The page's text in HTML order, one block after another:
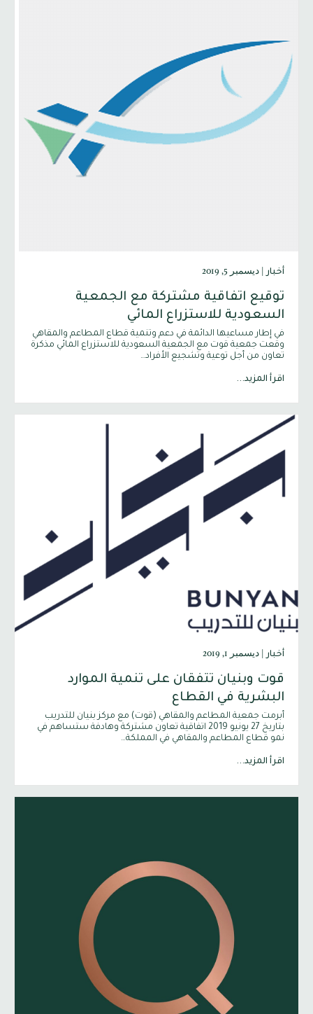
أخبار ديسمبر 5, 2019
توقيع اتفاقية مشتركة مع الجمعية
السعودية للاستزراع المائي
في إطار مساعيها الدائمة في دعم وتنمية قطاع المطاعم والمقاهي
وقعت جمعية قوت مع الجمعية السعودية للاستزراع المائي مذكرة
تعاون من أجل توعية وتشجيع الأفراد…
اقرأ المزيد...
أخبار ديسمبر 1, 2019
قوت وبنيان تتفقان على تنمية الموارد
البشرية في القطاع
أبرمت جمعية المطاعم والمقاهي (قوت) مع مركز بنيان للتدريب
بتاريخ 27 يونيو 2019 اتفاقية تعاون مشتركة وهادفة ستساهم في
نمو قطاع المطاعم والمقاهي في المملكة…
اقرأ المزيد...